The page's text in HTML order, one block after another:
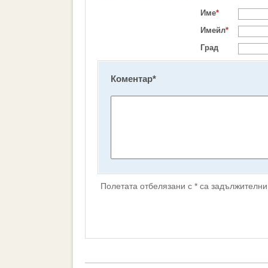
Име*
Имейл*
Град
Коментар*
Полетата отбелязани с * са задължителни